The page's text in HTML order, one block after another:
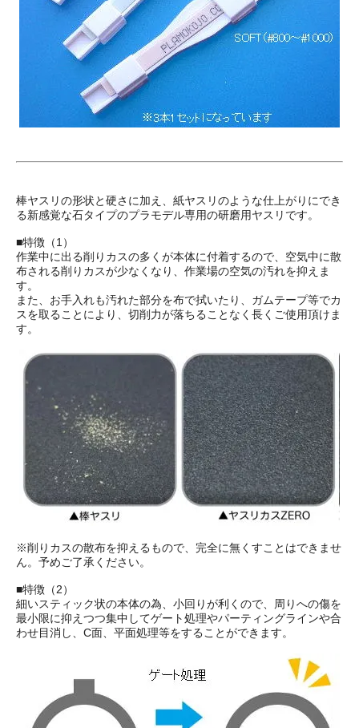
棒ヤスリの形状と硬さに加え、紙ヤスリのような仕上がりにでき
る新感覚な石タイプのプラモデル専用の研磨用ヤスリです。
■特徴（1）
作業中に出る削りカスの多くが本体に付着するので、空気中に散
布される削りカスが少なくなり、作業場の空気の汚れを抑えま
す。
また、お手入れも汚れた部分を布で拭いたり、ガムテープ等でカ
スを取ることにより、切削力が落ちることなく長くご使用頂けま
す。
※削りカスの散布を抑えるもので、完全に無くすことはできませ
ん。予めご了承ください。
■特徴（2）
細いスティック状の本体の為、小回りが利くので、周りへの傷を
最小限に抑えつつ集中してゲート処理やパーティングラインや合
わせ目消し、C面、平面処理等をすることができます。